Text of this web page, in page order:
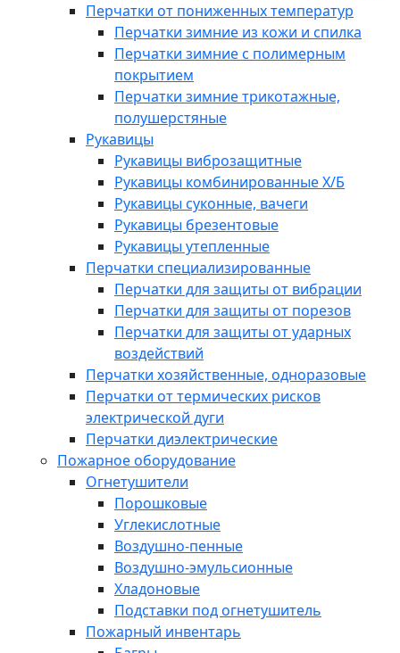
Перчатки от пониженных температур
Перчатки зимние из кожи и спилка
Перчатки зимние с полимерным
покрытием
Перчатки зимние трикотажные,
полушерстяные
Рукавицы
Рукавицы виброзащитные
Рукавицы комбинированные Х/Б
Рукавицы суконные, вачеги
Рукавицы брезентовые
Рукавицы утепленные
Перчатки специализированные
Перчатки для защиты от вибрации
Перчатки для защиты от порезов
Перчатки для защиты от ударных
воздействий
Перчатки хозяйственные, одноразовые
Перчатки от термических рисков
электрической дуги
Перчатки диэлектрические
Пожарное оборудование
Огнетушители
Порошковые
Углекислотные
Воздушно-пенные
Воздушно-эмульсионные
Хладоновые
Подставки под огнетушитель
Пожарный инвентарь